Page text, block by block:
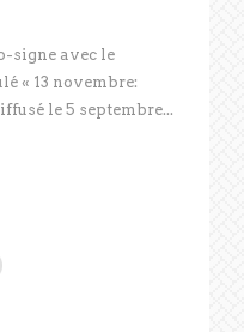
signe avec le
« 13 novembre:
le 5 septembre...